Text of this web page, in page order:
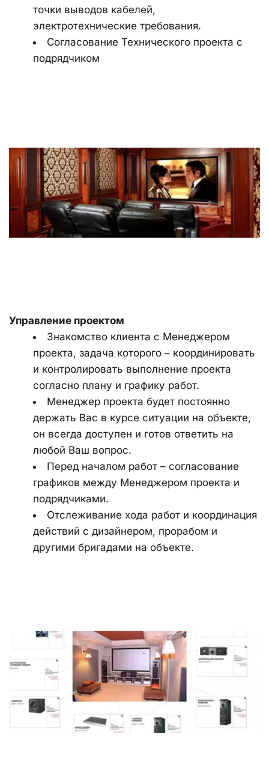
точки выводов кабелей,
электротехнические требования.
Согласование Технического проекта с
подрядчиком
Управление проектом
Знакомство клиента с Менеджером
проекта, задача которого – координировать
и контролировать выполнение проекта
согласно плану и графику работ.
Менеджер проекта будет постоянно
держать Вас в курсе ситуации на объекте,
он всегда доступен и готов ответить на
любой Ваш вопрос.
Перед началом работ – согласование
графиков между Менеджером проекта и
подрядчиками.
Отслеживание хода работ и координация
действий с дизайнером, прорабом и
другими бригадами на объекте.